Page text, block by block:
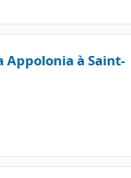
Appolonia à Saint-